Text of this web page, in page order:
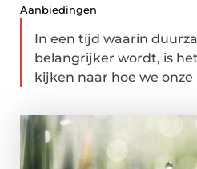
Aanbiedingen
In een tijd waarin
belangrijker wordt, is
kijken naar hoe we